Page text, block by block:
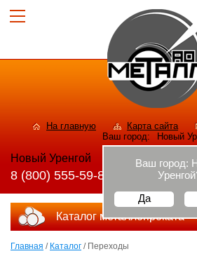
На главную Карта сайта
Ваш город:
Новый
Ваш город:
Уренгой
Да
Новый Уренгой
8 (800) 555-59-82
Каталог металлопроката
Главная / Каталог / Переходы